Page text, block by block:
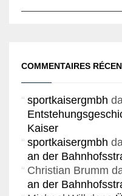
COMMENTAIRES
sportkaisergmbh
Kaiser
sportkaisergmbh
an der
Christian Brumm
an der